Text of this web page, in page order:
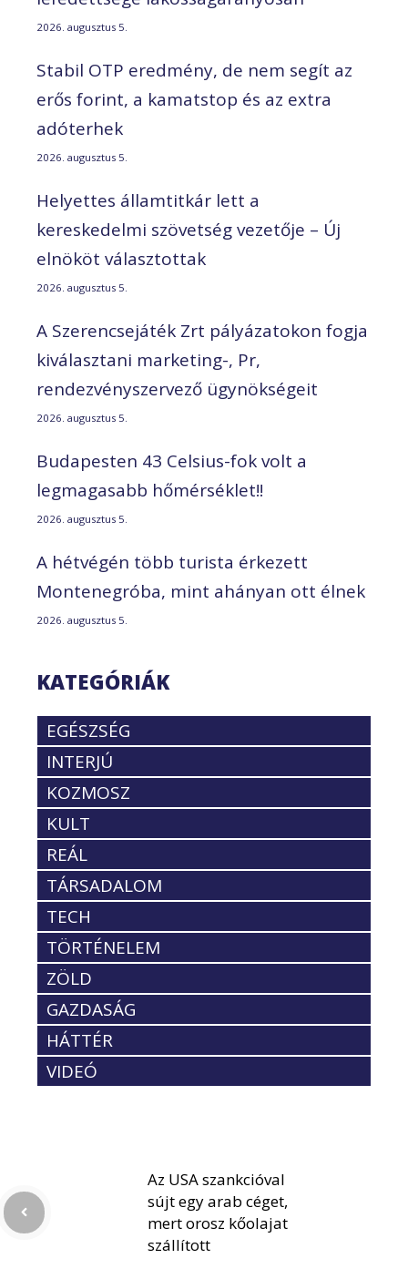
2026. augusztus 5.
Stabil OTP eredmény, de nem segít az
erős forint, a kamatstop és az extra
adóterhek
2026. augusztus 5.
Helyettes államtitkár lett a
kereskedelmi szövetség vezetője – Új
elnököt választottak
2026. augusztus 5.
A Szerencsejáték Zrt pályázatokon fogja
kiválasztani marketing-, Pr,
rendezvényszervező ügynökségeit
2026. augusztus 5.
Budapesten 43 Celsius-fok volt a
legmagasabb hőmérséklet!!
2026. augusztus 5.
A hétvégén több turista érkezett
Montenegróba, mint ahányan ott élnek
2026. augusztus 5.
KATEGÓRIÁK
EGÉSZSÉG
INTERJÚ
KOZMOSZ
KULT
REÁL
TÁRSADALOM
TECH
TÖRTÉNELEM
ZÖLD
GAZDASÁG
HÁTTÉR
VIDEÓ
Az USA szankcióval
sújt egy arab céget,
mert orosz kőolajat
szállított